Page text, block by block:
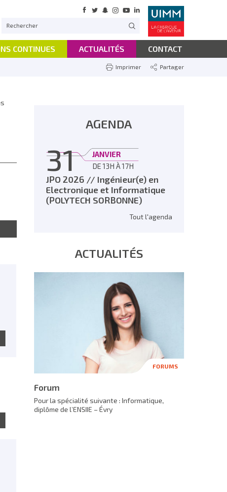
CONTINUES ACTUALITÉS CONTACT
Imprimer Partager
AGENDA
31
JANVIER
DE 13H À 17H
JPO 2026 // Ingénieur(e) en
Electronique et Informatique
(POLYTECH SORBONNE)
Tout l'agenda
ACTUALITÉS
FORUMS
Forum
Pour la spécialité suivante : Informatique,
diplôme de l’ENSIIE – Évry